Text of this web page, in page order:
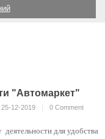
"Автомаркет"
25-12-2019 0 Comment
для удобства